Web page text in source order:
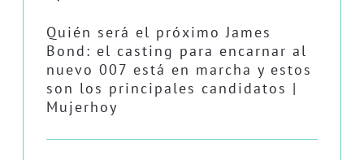
Quién será el próximo James
Bond: el casting para encarnar al
nuevo 007 está en marcha y estos
son los principales candidatos |
Mujerhoy